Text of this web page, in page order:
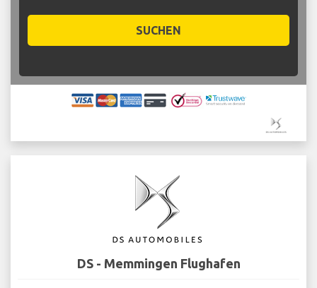
SUCHEN
DS - Memmingen Flughafen